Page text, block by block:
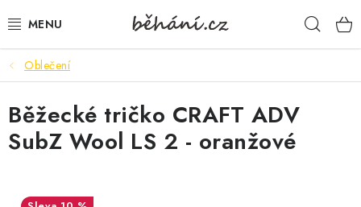
na
BOTY PÁNSKÉ
BOTY DÁMSKÉ
PÁNSKÉ OBLEČENÍ
DÁMSKÉ OBLEČENÍ
Oblečení
Běžecké tričko CRAFT ADV
SubZ Wool LS 2 - oranžové